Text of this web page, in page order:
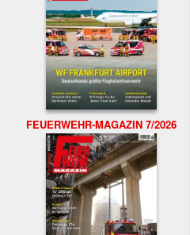
FEUERWEHR-MAGAZIN 7/2026